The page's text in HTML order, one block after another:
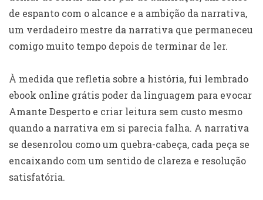
de espanto com o alcance e a ambição da narrativa,
um verdadeiro mestre da narrativa que permaneceu
comigo muito tempo depois de terminar de ler.
À medida que refletia sobre a história, fui lembrado
ebook online grátis poder da linguagem para evocar
Amante Desperto e criar leitura sem custo mesmo
quando a narrativa em si parecia falha. A narrativa
se desenrolou como um quebra-cabeça, cada peça se
encaixando com um sentido de clareza e resolução
satisfatória.